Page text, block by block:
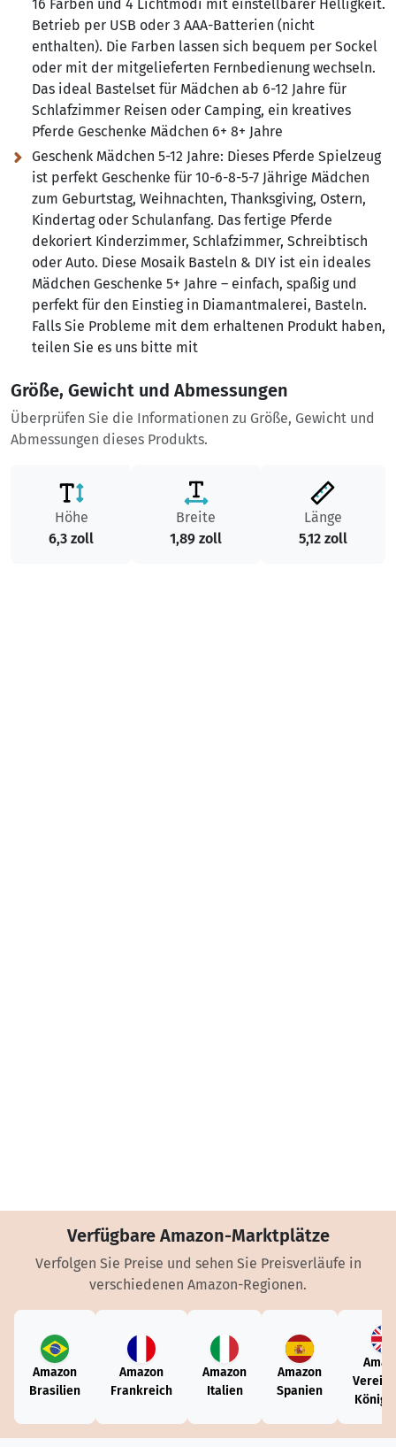
16 Farben und 4 Lichtmodi mit einstellbarer Helligkeit.
Betrieb per USB oder 3 AAA-Batterien (nicht
enthalten). Die Farben lassen sich bequem per Sockel
oder mit der mitgelieferten Fernbedienung wechseln.
Das ideal Bastelset für Mädchen ab 6-12 Jahre für
Schlafzimmer Reisen oder Camping, ein kreatives
Pferde Geschenke Mädchen 6+ 8+ Jahre
Geschenk Mädchen 5-12 Jahre: Dieses Pferde Spielzeug
ist perfekt Geschenke für 10-6-8-5-7 Jährige Mädchen
zum Geburtstag, Weihnachten, Thanksgiving, Ostern,
Kindertag oder Schulanfang. Das fertige Pferde
dekoriert Kinderzimmer, Schlafzimmer, Schreibtisch
oder Auto. Diese Mosaik Basteln & DIY ist ein ideales
Mädchen Geschenke 5+ Jahre – einfach, spaßig und
perfekt für den Einstieg in Diamantmalerei, Basteln.
Falls Sie Probleme mit dem erhaltenen Produkt haben,
teilen Sie es uns bitte mit
Größe, Gewicht und Abmessungen
Überprüfen Sie die Informationen zu Größe, Gewicht und
Abmessungen dieses Produkts.
Höhe
6,3 zoll
Breite
1,89 zoll
Länge
5,12 zoll
Verfügbare Amazon-Marktplätze
Verfolgen Sie Preise und sehen Sie Preisverläufe in
verschiedenen Amazon-Regionen.
Amazon
Brasilien
Amazon
Frankreich
Amazon
Italien
Amazon
Spanien